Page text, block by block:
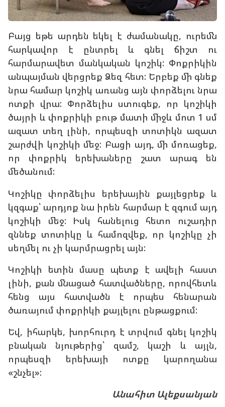
Բայց եթե արդեն եկել է ժամանակը, ուրեմն
հարկավոր է ընտրել և գնել ճիշտ ու
հարմարավետ մանկական կոշիկ: Փոքրիկին
անպայման վերցրեք Ձեզ հետ: Երբեք մի գնեք
նրա համար կոշիկ առանց այն փորձելու նրա
ոտքի վրա: Փորձելիս ստուգեք, որ կոշիկի
ծայրի և փոքրիկի բութ մատի միջև մոտ 1 սմ
ազատ տեղ լինի, որպեսզի տոտիկն ազատ
շարժվի կոշիկի մեջ: Բացի այդ, մի մոռացեք,
որ փոքրիկ երեխաները շատ արագ են
մեծանում:
Կոշիկը փորձելիս երեխային քայլեցրեք և
կզգաք՝ արդյոք նա իրեն հարմար է զգում այդ
կոշիկի մեջ: Իսկ հանելուց հետո ուշադիր
զննեք տոտիկը և համոզվեք, որ կոշիկը չի
սեղմել ու չի կարմրացրել այն:
Կոշիկի ետին մասը պետք է ավելի հաստ
լինի, քան մնացած հատվածները, որովհետև
հենց այս հատվածն է որպես հենարան
ծառայում փոքրիկի քայլելու ընթացքում:
Եվ, իհարկե, խորհուրդ է տրվում գնել կոշիկ
բնական նյութերից՝ զամշ, կաշի և այլն,
որպեսզի երեխայի ոտքը կարողանա
«շնչել»:
Անահիտ Ալեքսանյան